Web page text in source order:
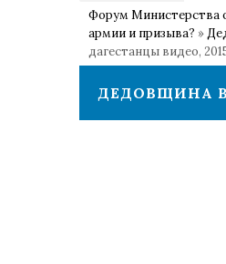
Форум Министерства
армии и призыва? »
дагестанцы видео,
ДЕДОВЩИНА